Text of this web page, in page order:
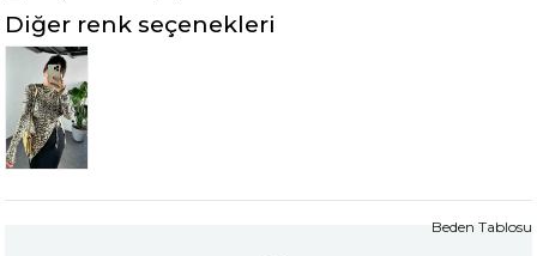
Diğer renk seçenekleri
Tükendi
Beden Tablosu